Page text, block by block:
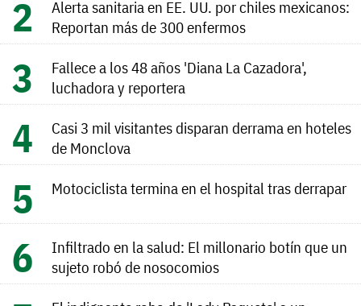
Alerta sanitaria en EE. UU. por chiles mexicanos:
Reportan más de 300 enfermos
Fallece a los 48 años 'Diana La Cazadora',
luchadora y reportera
Casi 3 mil visitantes disparan derrama en hoteles
de Monclova
Motociclista termina en el hospital tras derrapar
Infiltrado en la salud: El millonario botín que un
sujeto robó de nosocomios